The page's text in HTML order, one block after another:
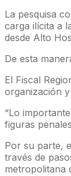
La pesquisa
carga ilícita a
desde Alto
De esta
El Fiscal
organización
“Lo
figuras
Por su parte,
través de
metropolitana